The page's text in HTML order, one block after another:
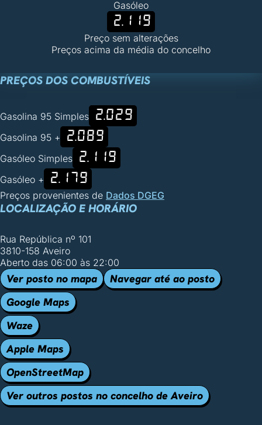
Gasóleo
2.119
Preço sem alterações
Preços acima da média do concelho
PREÇOS DOS COMBUSTÍVEIS
Gasolina 95 Simples 2.029
Gasolina 95 + 2.089
Gasóleo Simples 2.119
Gasóleo + 2.179
Preços provenientes de Dados DGEG
LOCALIZAÇÃO E HORÁRIO
Rua República nº 101
3810-158 Aveiro
Aberto das 06:00 às 22:00
Ver posto no mapa
Navegar até ao posto
Google Maps
Waze
Apple Maps
OpenStreetMap
Ver outros postos no concelho de Aveiro